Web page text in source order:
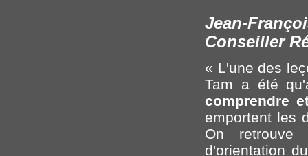
Jean-
Conseiller
« L'une des
Tam a été
comprendre
emportent les
On retrouve
d'orientation